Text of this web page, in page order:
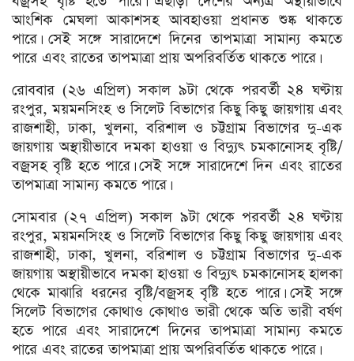
আংশিক মেঘলা আকাশসহ আবহাওয়া প্রধানত শুষ্ক থাকতে
পারে। সেই সঙ্গে সারাদেশে দিনের তাপমাত্রা সামান্য কমতে
পারে এবং রাতের তাপমাত্রা প্রায় অপরিবর্তিত থাকতে পারে।
রোববার (২৬ এপ্রিল) সকাল ৯টা থেকে পরবর্তী ২৪ ঘণ্টায়
রংপুর, ময়মনসিংহ ও সিলেট বিভাগের কিছু কিছু জায়গায় এবং
রাজশাহী, ঢাকা, খুলনা, বরিশাল ও চট্টগ্রাম বিভাগের দু-এক
জায়গায় অস্থায়ীভাবে দমকা হাওয়া ও বিদ্যুৎ চমকানোসহ বৃষ্টি/
বজ্রসহ বৃষ্টি হতে পারে। সেই সঙ্গে সারাদেশে দিন এবং রাতের
তাপমাত্রা সামান্য কমতে পারে।
সোমবার (২৭ এপ্রিল) সকাল ৯টা থেকে পরবর্তী ২৪ ঘণ্টায়
রংপুর, ময়মনসিংহ ও সিলেট বিভাগের কিছু কিছু জায়গায় এবং
রাজশাহী, ঢাকা, খুলনা, বরিশাল ও চট্টগ্রাম বিভাগের দু-এক
জায়গায় অস্থায়ীভাবে দমকা হাওয়া ও বিদ্যুৎ চমকানোসহ হালকা
থেকে মাঝারি ধরনের বৃষ্টি/বজ্রসহ বৃষ্টি হতে পারে। সেই সঙ্গে
সিলেট বিভাগের কোথাও কোথাও ভারী থেকে অতি ভারী বর্ষণ
হতে পারে এবং সারাদেশে দিনের তাপমাত্রা সামান্য কমতে
পারে এবং রাতের তাপমাত্রা প্রায় অপরিবর্তিত থাকতে পারে।